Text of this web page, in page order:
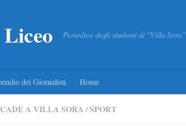
Periodico degli studenti di "Villa Sora"
dei Giornalisti Home
A VILLA SORA /SPORT